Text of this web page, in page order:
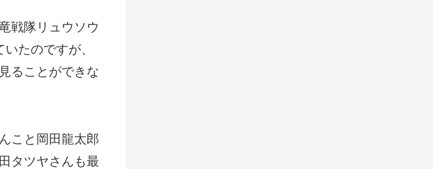
戦隊リュウソウ
たのですが、
ることができな
こと岡田龍太郎
タツヤさんも最